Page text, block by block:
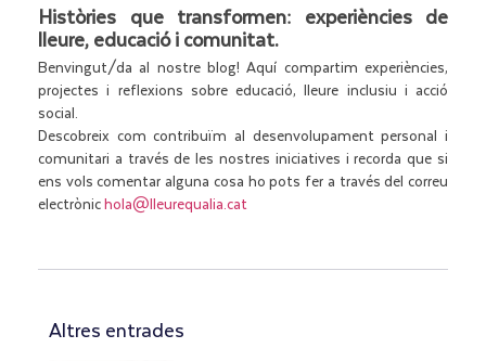
Històries que transformen: experiències de
lleure, educació i comunitat.
Benvingut/da al nostre blog! Aquí compartim experiències,
projectes i reflexions sobre educació, lleure inclusiu i acció
social.
Descobreix com contribuïm al desenvolupament personal i
comunitari a través de les nostres iniciatives i recorda que si
ens vols comentar alguna cosa ho pots fer a través del correu
electrònichola@lleurequalia.cat
Altres entrades